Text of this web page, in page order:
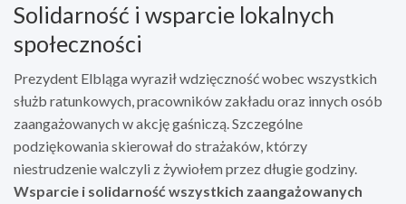
Solidarność i wsparcie lokalnych
społeczności
Prezydent Elbląga wyraził wdzięczność wobec wszystkich
służb ratunkowych, pracowników zakładu oraz innych osób
zaangażowanych w akcję gaśniczą. Szczególne
podziękowania skierował do strażaków, którzy
niestrudzenie walczyli z żywiołem przez długie godziny.
Wsparcie i solidarność wszystkich zaangażowanych